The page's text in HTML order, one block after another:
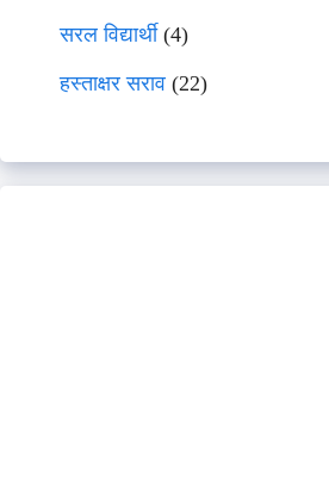
सरल विद्यार्थी(4)
हस्ताक्षर सराव (22)